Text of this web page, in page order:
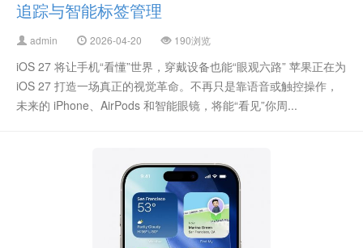
追踪与智能标签管理
admin 2026-04-20 190浏览
iOS 27 将让手机“看懂”世界，穿戴设备也能“眼观六路” 苹果正在为
iOS 27 打造一场真正的视觉革命。不再只是靠语音或触控操作，
未来的 iPhone、AirPods 和智能眼镜，将能“看见”你周...